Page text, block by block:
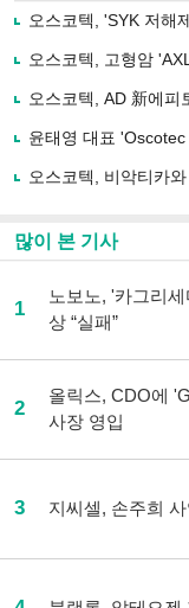
오스코텍, 'SYK 저해
오스코텍, 고형암
오스코텍, AD 新에
윤태영 대표
오스코텍, 비악티카
많이 본 기사
1
노보노, '카그리
상 “실패”
2
올릭스, CDO에
사장 영입
3 지씨셀, 손주희